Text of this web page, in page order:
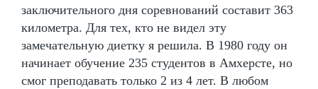
заключительного дня соревнований составит 363
километра. Для тех, кто не видел эту
замечательную диетку я решила. В 1980 году он
начинает обучение 235 студентов в Амхерсте, но
смог преподавать только 2 из 4 лет. В любом